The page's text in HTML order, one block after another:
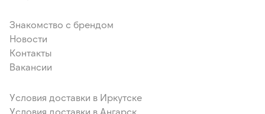
Знакомство с брендом
Новости
Контакты
Вакансии
Условия доставки в Иркутске
Условия доставки в Ангарск